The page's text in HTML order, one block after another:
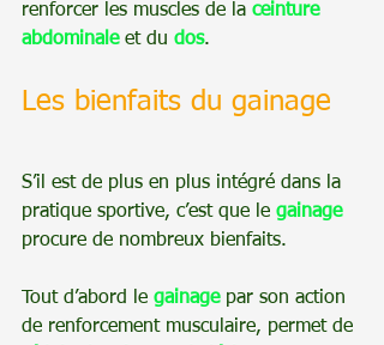
renforcer les muscles de la ceinture
abdominale et du dos.
Les bienfaits du gainage
S’il est de plus en plus intégré dans la
pratique sportive, c’est que le gainage
procure de nombreux bienfaits.
Tout d’abord le gainage par son action
de renforcement musculaire, permet de